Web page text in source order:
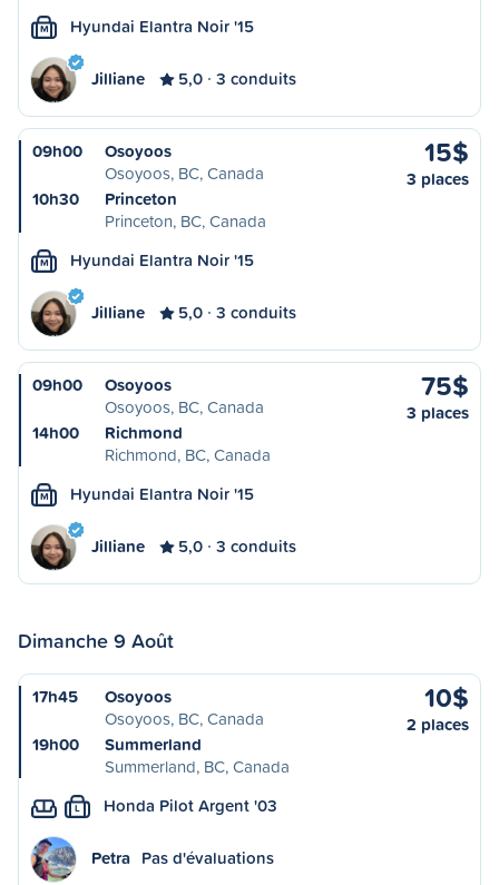
M Hyundai Elantra Noir '15
Jilliane 5,0 3 conduits
09h00
Osoyoos
Osoyoos, BC, Canada
10h30
Princeton
Princeton, BC, Canada
15$
3 places
M Hyundai Elantra Noir '15
Jilliane 5,0 3 conduits
09h00
Osoyoos
Osoyoos, BC, Canada
14h00
Richmond
Richmond, BC, Canada
75$
3 places
M Hyundai Elantra Noir '15
Jilliane 5,0 3 conduits
Dimanche 9 Août
17h45
Osoyoos
Osoyoos, BC, Canada
19h00
Summerland
Summerland, BC, Canada
10$
2 places
L Honda Pilot Argent '03
Petra Pas d'évaluations